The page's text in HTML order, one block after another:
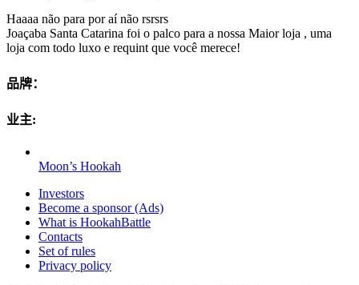
Haaaa não para por aí não rsrsrs
Joaçaba Santa Catarina foi o palco para a nossa Maior loja , uma
loja com todo luxo e requint que você merece!
品牌：
业主:
Moon’s Hookah
Investors
Become a sponsor (Ads)
What is HookahBattle
Contacts
Set of rules
Privacy policy